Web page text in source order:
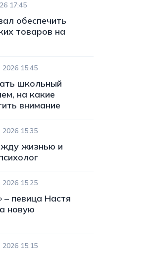
17:45
обеспечить
товаров на
2026 15:45
школьный
на какие
внимание
2026 15:35
жизнью и
2026 15:25
– певица Настя
новую
2026 15:15